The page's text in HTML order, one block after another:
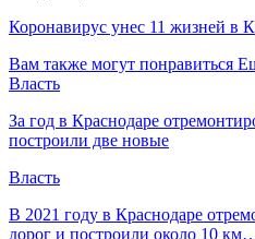
Коронавирус унес 11 жизней в
Вам также могут понравиться
Власть
За год в Краснодаре
построили две новые
Власть
В 2021 году в Краснодаре
дорог и построили около 10